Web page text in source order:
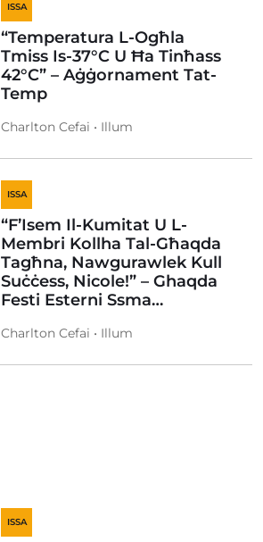
ISSA
“Temperatura L-Ogħla
Tmiss Is-37°C U Ħa Tinħass
42°C” – Aġġornament Tat-
Temp
Charlton Cefai • Illum
ISSA
“F’Isem Il-Kumitat U L-
Membri Kollha Tal-Għaqda
Tagħna, Nawgurawlek Kull
Suċċess, Nicole!” – Ghaqda
Festi Esterni Ssma…
Charlton Cefai • Illum
ISSA